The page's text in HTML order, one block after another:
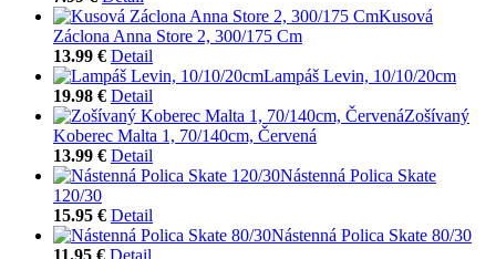
Kusová
Záclona Anna Store 2, 300/175 Cm
13.99 € Detail
Lampáš Levin, 10/10/20cm
19.98 € Detail
Zošívaný
Koberec Malta 1, 70/140cm, Červená
13.99 € Detail
Nástenná Polica Skate
120/30
15.95 € Detail
Nástenná Polica Skate 80/30
11.95 € Detail